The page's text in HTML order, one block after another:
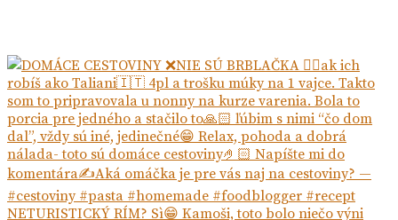
NETURISTICKÝ RÍM? Sì😁 Kamoši, toto bolo niečo výni